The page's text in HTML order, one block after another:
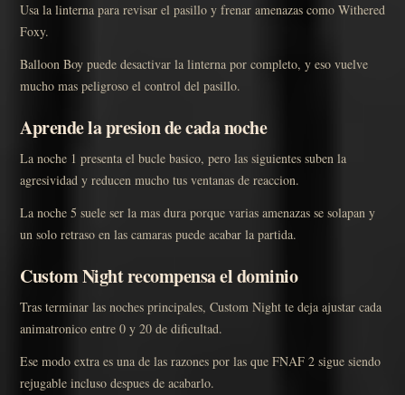
Usa la linterna para revisar el pasillo y frenar amenazas como Withered
Foxy.
Balloon Boy puede desactivar la linterna por completo, y eso vuelve
mucho mas peligroso el control del pasillo.
Aprende la presion de cada noche
La noche 1 presenta el bucle basico, pero las siguientes suben la
agresividad y reducen mucho tus ventanas de reaccion.
La noche 5 suele ser la mas dura porque varias amenazas se solapan y
un solo retraso en las camaras puede acabar la partida.
Custom Night recompensa el dominio
Tras terminar las noches principales, Custom Night te deja ajustar cada
animatronico entre 0 y 20 de dificultad.
Ese modo extra es una de las razones por las que FNAF 2 sigue siendo
rejugable incluso despues de acabarlo.